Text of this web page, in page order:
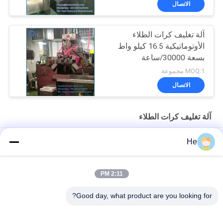
الاتصال
آلة تغليف كرات الطلاء
الأوتوماتيكية 16.5 كيلو واط
بسعة 30000/ساعة
MOQ:1 مجموعة
الاتصال
آلة تغليف كرات الطلاء
آلة تجفيف كرات الطلاء ذات السرعة العالية من أجل الكبسولات الطرية
أو زيوت السمك
He
2:11 PM
Good day, what product are you looking for?